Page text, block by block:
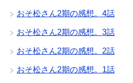
おそ松さん2期の感想。4話
おそ松さん2期の感想。3話
おそ松さん2期の感想。2話
おそ松さん2期の感想。1話